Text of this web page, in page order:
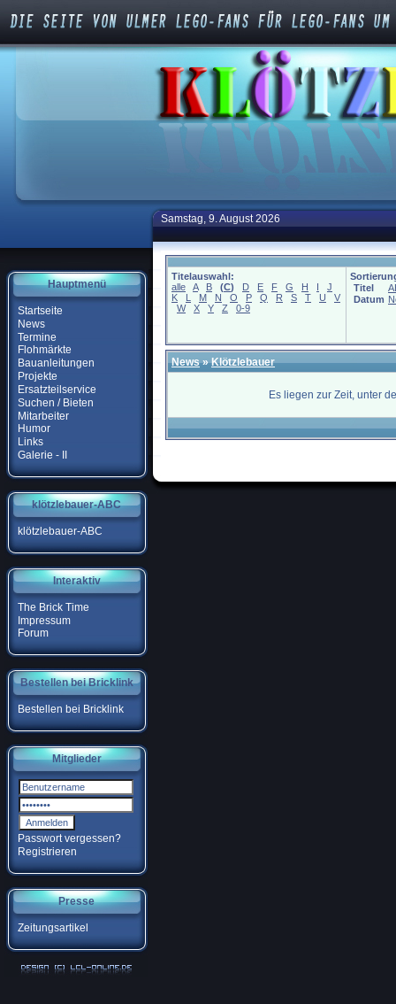
Hauptmenü
Startseite
News
Termine
Flohmärkte
Bauanleitungen
Projekte
Ersatzteilservice
Suchen / Bieten
Mitarbeiter
Humor
Links
Galerie - II
klötzlebauer-ABC
klötzlebauer-ABC
Interaktiv
The Brick Time
Impressum
Forum
Bestellen bei Bricklink
Bestellen bei Bricklink
Mitglieder
Passwort vergessen?
Registrieren
Presse
Zeitungsartikel
Samstag, 9. August 2026
Titelauswahl:
alle
A B (C) D E F G H I
J
K
L M N O P Q R S T U
V
W
X Y Z 0-9
Titel
Datum
News»Klötzlebauer
Es liegen zur Zeit, unter